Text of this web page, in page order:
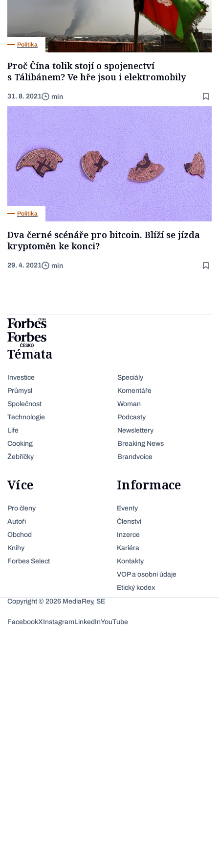
Politika
Proč Čína tolik stojí o spojenectví
s Tálibánem? Ve hře jsou i elektromobily
31. 8. 2021 min
Politika
Dva černé scénáře pro bitcoin. Blíží se jízda
kryptoměn ke konci?
29. 4. 2021 min
Témata
Investice
Průmysl
Společnost
Technologie
Life
Cooking
Žebříčky
Speciály
Komentáře
Woman
Podcasty
Newslettery
Breaking News
Brandvoice
Více
Pro členy
Autoři
Obchod
Knihy
Forbes Select
Informace
Eventy
Členství
Inzerce
Kariéra
Kontakty
VOP a osobní údaje
Etický kodex
Copyright © 2026 MediaRey, SE
FacebookXInstagramLinkedInYouTube